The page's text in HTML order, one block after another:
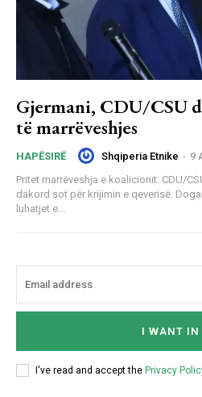
Gjermani, CDU/CSU
të marrëveshjes
HAPËSIRË Shqiperia Etnike - 9
Pritet marrëveshja e koalicionit: CDU/
dakord sot për krijimin e qeverisë.
luhatjet e...
I WANT IN
I've read and accept the Privacy